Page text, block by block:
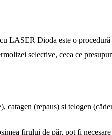
LASER Dioda este o
selective, ceea ce
catagen (repaus) și telogen
firului de păr, pot fi